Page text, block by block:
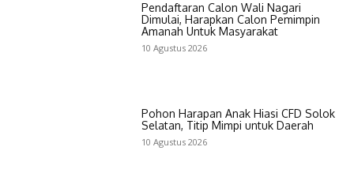
Pendaftaran Calon Wali Nagari
Dimulai, Harapkan Calon Pemimpin
Amanah Untuk Masyarakat
10 Agustus 2026
Pohon Harapan Anak Hiasi CFD Solok
Selatan, Titip Mimpi untuk Daerah
10 Agustus 2026